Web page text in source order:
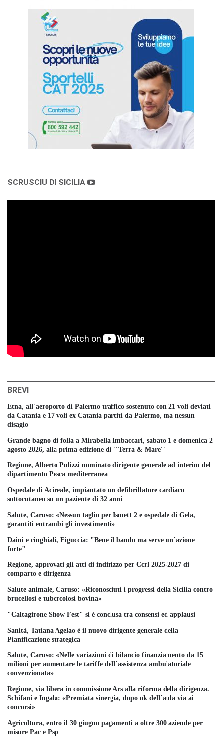
SCRUSCIU DI SICILIA
BREVI
Etna, all´aeroporto di Palermo traffico sostenuto con 21 voli deviati
da Catania e 17 voli ex Catania partiti da Palermo, ma nessun
disagio
Grande bagno di folla a Mirabella Imbaccari, sabato 1 e domenica 2
agosto 2026, alla prima edizione di ´´Terra & Mare´´
Regione, Alberto Pulizzi nominato dirigente generale ad interim del
dipartimento Pesca mediterranea
Ospedale di Acireale, impiantato un defibrillatore cardiaco
sottocutaneo su un paziente di 32 anni
Salute, Caruso: «Nessun taglio per Ismett 2 e ospedale di Gela,
garantiti entrambi gli investimenti»
Daini e cinghiali, Figuccia: "Bene il bando ma serve un´azione
forte"
Regione, approvati gli atti di indirizzo per Ccrl 2025-2027 di
comparto e dirigenza
Salute animale, Caruso: «Riconosciuti i progressi della Sicilia contro
brucellosi e tubercolosi bovina»
"Caltagirone Show Fest" si è conclusa tra consensi ed applausi
Sanità, Tatiana Agelao è il nuovo dirigente generale della
Pianificazione strategica
Salute, Caruso: «Nelle variazioni di bilancio finanziamento da 15
milioni per aumentare le tariffe dell´assistenza ambulatoriale
convenzionata»
Regione, via libera in commissione Ars alla riforma della dirigenza.
Schifani e Ingala: «Premiata sinergia, dopo ok dell´aula via ai
concorsi»
Agricoltura, entro il 30 giugno pagamenti a oltre 300 aziende per
misure Pac e Psp